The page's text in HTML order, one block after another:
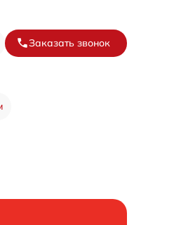
Заказать звонок